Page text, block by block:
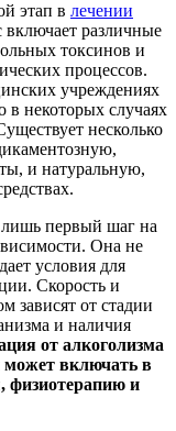
этап в лечении
включает различные
токсинов и
процессов.
учреждениях
в некоторых случаях
несколько
и натуральную,
лишь первый шаг на
Она не
условия для
Скорость и
зависят от стадии
и наличия
от алкоголизма
может включать в
физиотерапию и